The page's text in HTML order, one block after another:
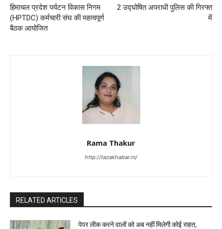
हिमाचल प्रदेश पर्यटन विकास निगम
(HPTDC) कर्मचारी संघ की महत्वपूर्ण
बैठक आयोजित
2 उद्घोषित अपराधी पुलिस की गिरफ्त
में
Rama Thakur
http://tazakhabar.in/
RELATED ARTICLES
पेपर लीक करने वालों को अब नहीं मिलेगी कोई राहत,